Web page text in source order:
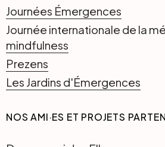
Journées Émergences
Journée internationale de la
mindfulness
Prezens
Les Jardins d'Émergences
NOS AMI·ES ET PROJETS